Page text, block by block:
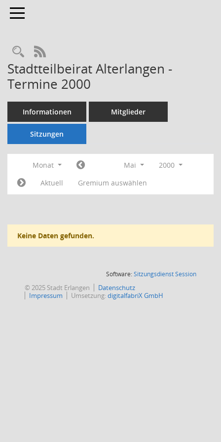
Toggle navigation
Rechercheauswahl
RSS-Feed
Stadtteilbeirat Alterlangen -
Termine 2000
Informationen Mitglieder
Sitzungen
Monat Mai
2000
Aktuell
Gremium auswählen
Keine Daten gefunden.
Software:SitzungsdienstSession(Wird in
© 2025 Stadt Erlangen
Datenschutz
Impressum
Umsetzung:digitalfabriX GmbH